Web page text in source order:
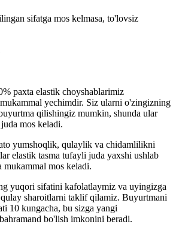
sifatga mos kelmasa, to'lovsiz
paxta elastik choyshablarimiz
yechimdir. Siz ularni o'zingizning
qilishingiz mumkin, shunda ular
mos keladi.
yumshoqlik, qulaylik va chidamlilikni
elastik tasma tufayli juda yaxshi ushlab
mukammal mos keladi.
yuqori sifatini kafolatlaymiz va uyingizga
sharoitlarni taklif qilamiz. Buyurtmani
10 kungacha, bu sizga yangi
bo'lish imkonini beradi.